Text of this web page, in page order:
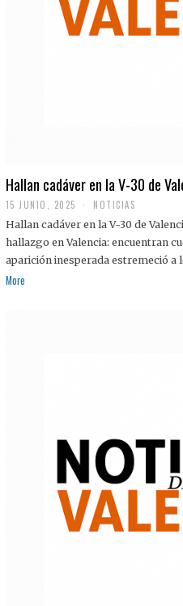
Hallan cadáver en la V-30 de
15 JUNIO, 2025 NOTICIAS
Hallan cadáver en la V-30 de
hallazgo en Valencia: encuentran
aparición inesperada estremeció a
More